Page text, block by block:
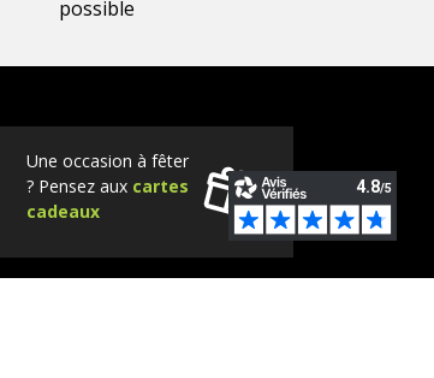
Une occasion à fêter
? Pensez aux cartes
cadeaux